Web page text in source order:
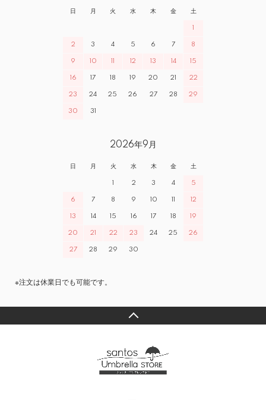
日 月 火 水 木 金 土
1
2 3 4 5 6 7 8
9 10 11 12 13 14 15
16 17 18 19 20 21 22
23 24 25 26 27 28 29
30 31
2026年9月
日 月 火 水 木 金 土
1 2 3 4 5
6 7 8 9 10 11 12
13 14 15 16 17 18 19
20 21 22 23 24 25 26
27 28 29 30
※注文は休業日でも可能です。